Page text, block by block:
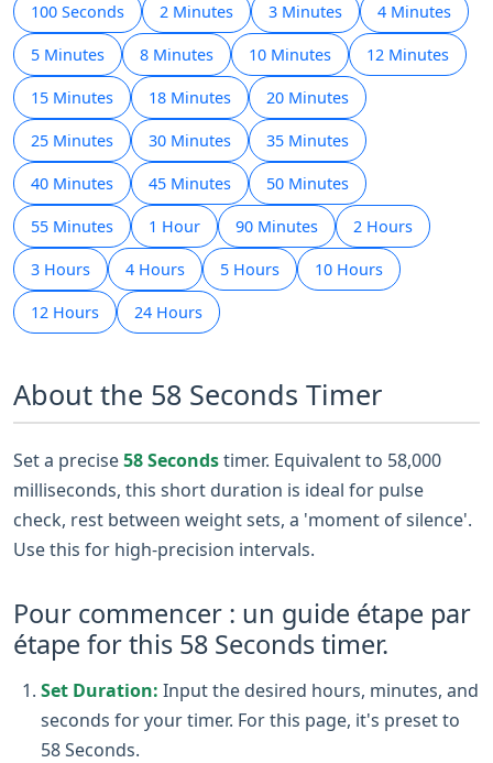
100 Seconds 2 Minutes 3 Minutes 4 Minutes
5 Minutes 8 Minutes 10 Minutes 12 Minutes
15 Minutes 18 Minutes 20 Minutes
25 Minutes 30 Minutes 35 Minutes
40 Minutes 45 Minutes 50 Minutes
55 Minutes 1 Hour 90 Minutes 2 Hours
3 Hours 4 Hours 5 Hours 10 Hours
12 Hours 24 Hours
About the 58 Seconds Timer
Set a precise58 Secondstimer. Equivalent to 58,000
milliseconds, this short duration is ideal for pulse
check, rest between weight sets, a 'moment of silence'.
Use this for high-precision intervals.
Pour commencer : un guide étape par
étape for this 58 Seconds timer.
Set Duration: Input the desired hours, minutes, and
seconds for your timer. For this page, it's preset to
58 Seconds.